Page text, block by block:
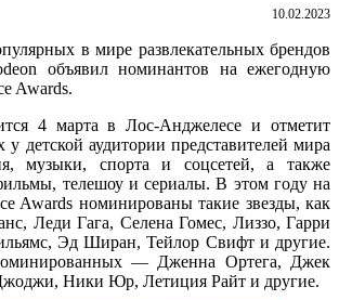
10.02.2023
в мире развлекательных брендов
объявил номинантов на ежегодную
Awards.
4 марта в Лос-Анджелесе и отметит
детской аудитории представителей мира
музыки, спорта и соцсетей, а также
телешоу и сериалы. В этом году на
Awards номинированы такие звезды, как
Леди Гага, Селена Гомес, Лиззо, Гарри
Эд Ширан, Тейлор Свифт и другие.
— Дженна Ортега, Джек
Ники Юр, Летиция Райт и другие.